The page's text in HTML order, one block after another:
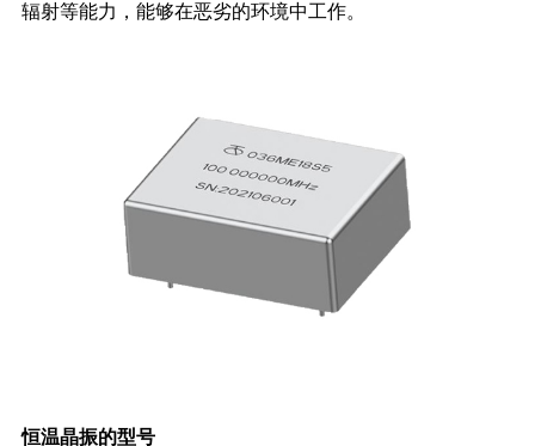
辐射等能力，能够在恶劣的环境中工作。
恒温晶振的型号